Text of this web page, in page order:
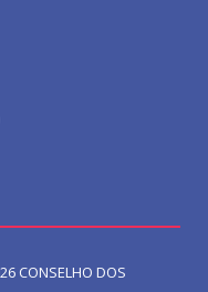
CONSELHO DOS